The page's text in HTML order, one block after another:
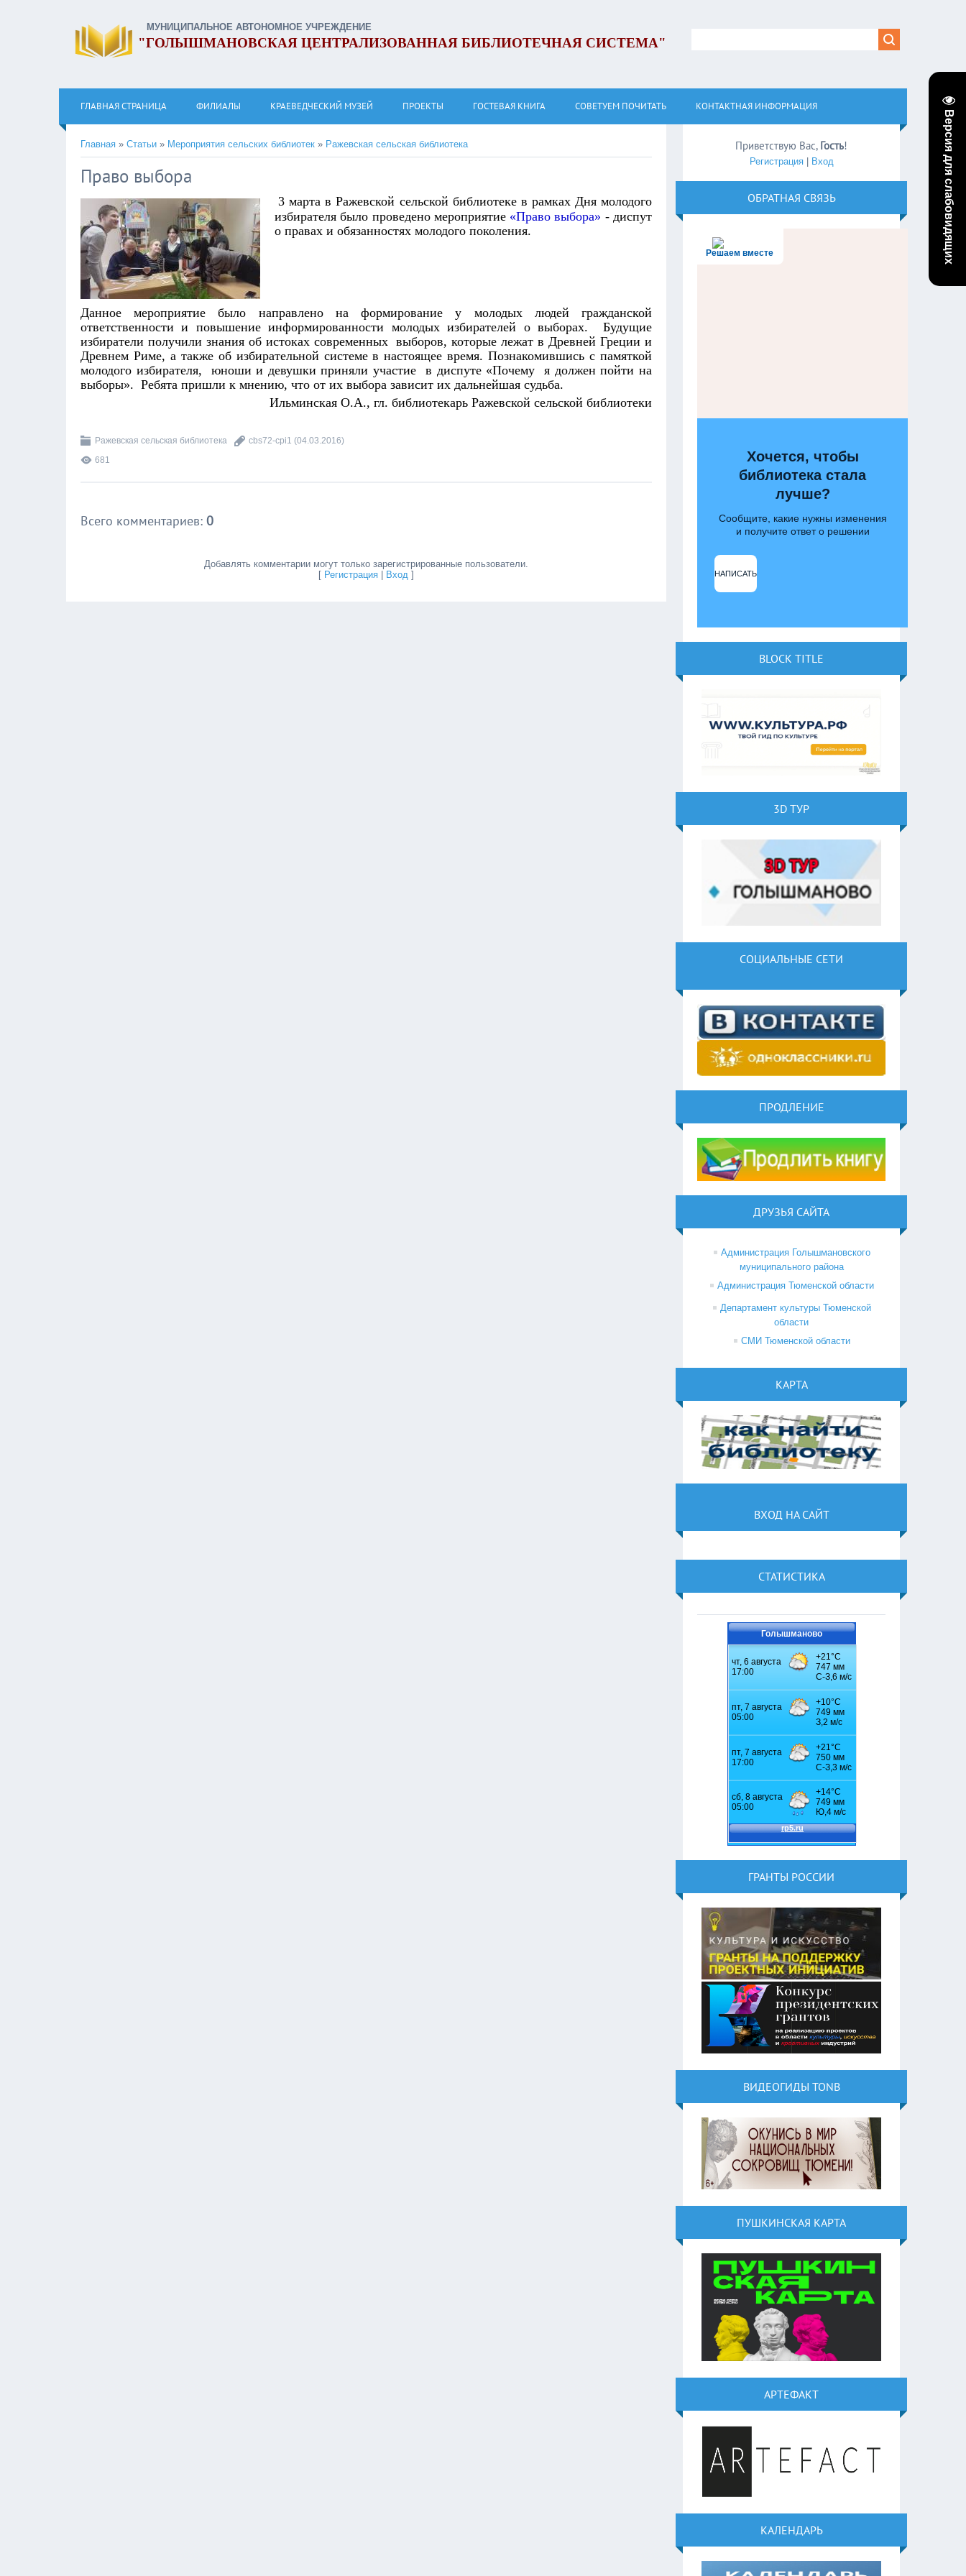
Версия для слабовидящих
МУНИЦИПАЛЬНОЕ АВТОНОМНОЕ УЧРЕЖДЕНИЕ
"ГОЛЫШМАНОВСКАЯ ЦЕНТРАЛИЗОВАННАЯ БИБЛИОТЕЧНАЯ СИСТЕМА"
ГЛАВНАЯ СТРАНИЦА ФИЛИАЛЫ КРАЕВЕДЧЕСКИЙ МУЗЕЙ ПРОЕКТЫ ГОСТЕВАЯ КНИГА СОВЕТУЕМ ПОЧИТАТЬ КОНТАКТНАЯ ИНФОРМАЦИЯ
Главная » Статьи » Мероприятия сельских библиотек » Ражевская сельская библиотека
Право выбора
3 марта в Ражевской сельской библиотеке в рамках Дня молодого
избирателя было проведено мероприятие «Право выбора» - диспут
о правах и обязанностях молодого поколения.
Данное мероприятие было направлено на формирование у молодых людей гражданской
ответственности и повышение информированности молодых избирателей о выборах. Будущие
избиратели получили знания об истоках современных выборов, которые лежат в Древней Греции и
Древнем Риме, а также об избирательной системе в настоящее время. Познакомившись с памяткой
молодого избирателя, юноши и девушки приняли участие в диспуте «Почему я должен пойти на
выборы». Ребята пришли к мнению, что от их выбора зависит их дальнейшая судьба.
Ильминская О.А., гл. библиотекарь Ражевской сельской библиотеки
Ражевская сельская библиотека cbs72-cpi1 (04.03.2016)
681
Всего комментариев: 0
Добавлять комментарии могут только зарегистрированные пользователи.
[ Регистрация Вход ]
Приветствую Вас, Гость!
Регистрация| Вход
ОБРАТНАЯ СВЯЗЬ
Решаем вместе
Хочется, чтобы
библиотека стала
лучше?
Сообщите, какие нужны изменения
и получите ответ о решении
НАПИСАТЬ
BLOCK TITLE
3D ТУР
СОЦИАЛЬНЫЕ СЕТИ
ПРОДЛЕНИЕ
ДРУЗЬЯ САЙТА
Администрация Голышмановского
муниципального района
Администрация Тюменской области
Департамент культуры Тюменской
области
СМИ Тюменской области
КАРТА
ВХОД НА САЙТ
СТАТИСТИКА
Голышманово
ГРАНТЫ РОССИИ
ВИДЕОГИДЫ TONB
ПУШКИНСКАЯ КАРТА
АРТЕФАКТ
КАЛЕНДАРЬ